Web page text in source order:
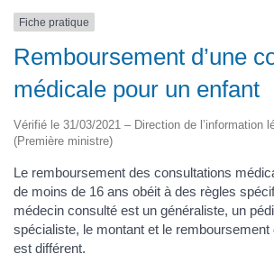
Fiche pratique
Remboursement d’une
médicale pour un enfant
Vérifié le 31/03/2021 – Direction de l’information
(Première ministre)
Le remboursement des consultations
de moins de 16 ans obéit à des règles
médecin consulté est un généraliste, un
spécialiste, le montant et le remboursement
est différent.